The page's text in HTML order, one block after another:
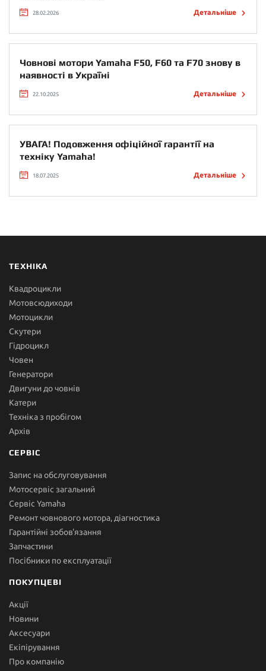
28.02.2026 Детальніше
Човнові мотори Yamaha F50, F60 та F70 знову в
наявності в Україні
22.10.2025 Детальніше
УВАГА! Подовження офіційної гарантії на
техніку Yamaha!
18.07.2025 Детальніше
ТЕХНІКА
Квадроцикли
Мотовсюдиходи
Мотоцикли
Скутери
Гідроцикл
Човен
Генератори
Двигуни до човнів
Катери
Техніка з пробігом
Архів
СЕРВІС
Запис на обслуговування
Мотосервіс загальний
Сервіс Yamaha
Ремонт човнового мотора, діагностика
Гарантійні зобов'язання
Запчастини
Посібники по експлуатації
ПОКУПЦЕВІ
Акції
Новини
Аксесуари
Екіпірування
Про компанію